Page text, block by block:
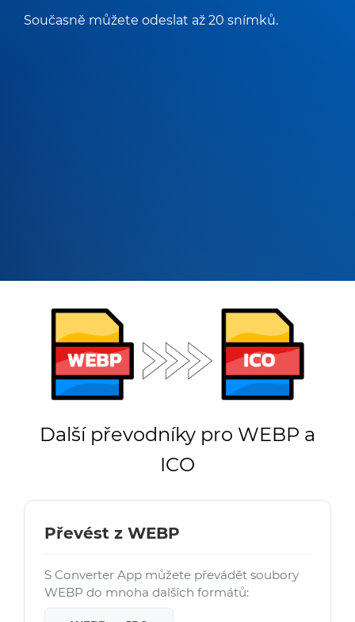
Současně můžete odeslat až 20 snímků.
Další převodníky pro WEBP a
ICO
Převést z WEBP
S Converter App můžete převádět soubory
WEBP do mnoha dalších formátů: